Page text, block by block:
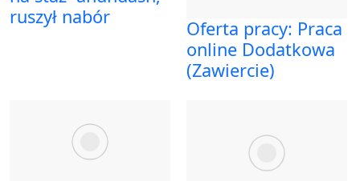
ruszył nabór
Oferta pracy: Praca
online Dodatkowa
(Zawiercie)